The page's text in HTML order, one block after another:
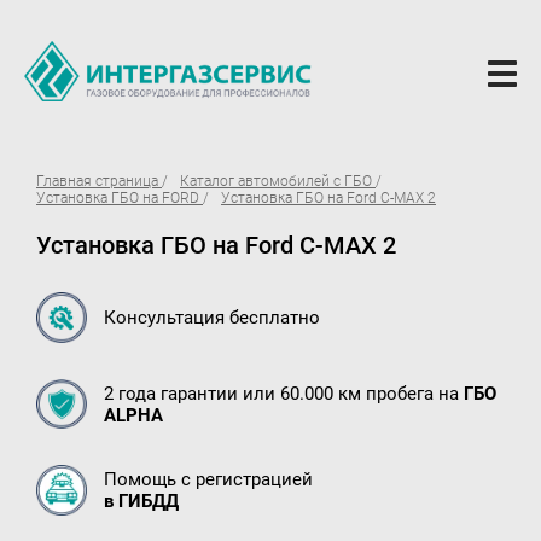
О компании
ГБО Alpha
Вопросы и ответы
Вакансии
Документы компании
Партнёрам
Главная страница
Каталог автомобилей с ГБО
Установка ГБО на FORD
Установка ГБО на Ford C-MAX 2
Установка ГБО на Ford C-MAX 2
Консультация бесплатно
2 года гарантии или 60.000 км пробега на ГБО
ALPHA
Помощь с регистрацией
в ГИБДД